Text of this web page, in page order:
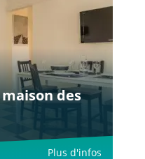
des
Plus d'infos